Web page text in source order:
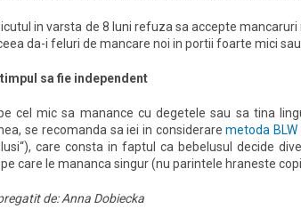
in varsta de 8 luni refuza sa accepte
da-i feluri de mancare noi in portii foarte mici
sa fie independent
pe cel mic sa manance cu degetele sau sa tina
se recomanda sa iei in consideraremetoda BLW
care consta in faptul ca bebelusul decide
care le mananca singur (nu parintele hraneste
de: Anna Dobiecka